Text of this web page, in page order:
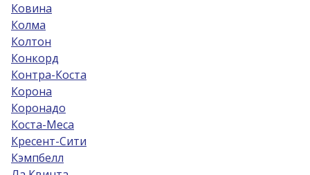
Ковина
Колма
Колтон
Конкорд
Контра-Коста
Корона
Коронадо
Коста-Меса
Кресент-Сити
Кэмпбелл